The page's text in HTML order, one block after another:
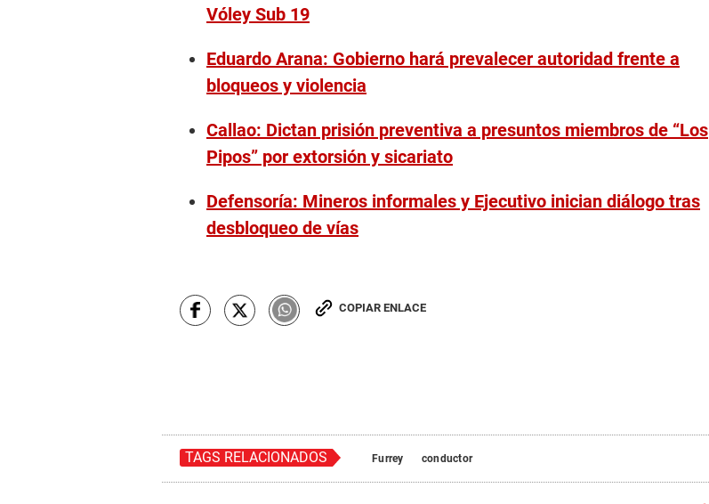
Vóley Sub 19
Eduardo Arana: Gobierno hará prevalecer autoridad frente a
bloqueos y violencia
Callao: Dictan prisión preventiva a presuntos miembros de “Los
Pipos” por extorsión y sicariato
Defensoría: Mineros informales y Ejecutivo inician diálogo tras
desbloqueo de vías
COPIAR ENLACE
TAGS RELACIONADOS Furrey conductor